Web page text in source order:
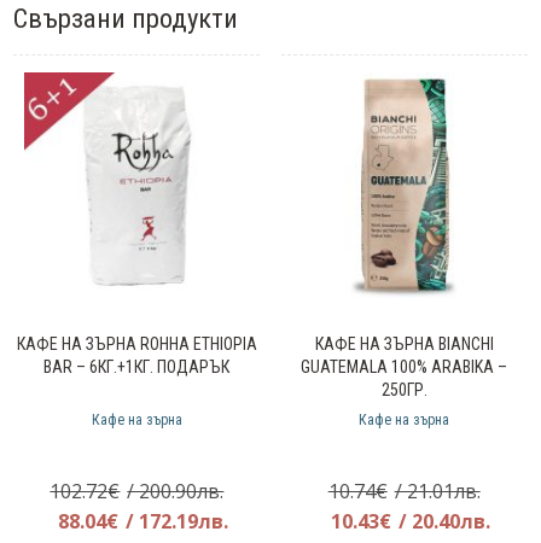
Свързани продукти
КАФЕ НА ЗЪРНА ROHHA ETHIOPIA
BAR – 6КГ.+1КГ. ПОДАРЪК
Кафе на зърна
102.72€ / 200.90лв.Original
price
88.04€ / 172.19лв.Текущата
КАФЕ НА ЗЪРНА BIANCHI
GUATEMALA 100% ARABIKA –
250ГР.
Кафе на зърна
10.74€ / 21.01лв.
price
10.43€ / 20.40лв.